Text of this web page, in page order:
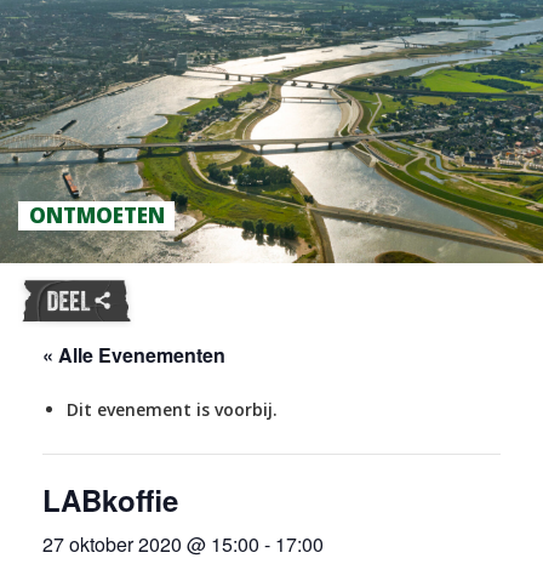
ONTMOETEN
« Alle Evenementen
Dit evenement is voorbij.
LABkoffie
27 oktober 2020 @ 15:00 - 17:00